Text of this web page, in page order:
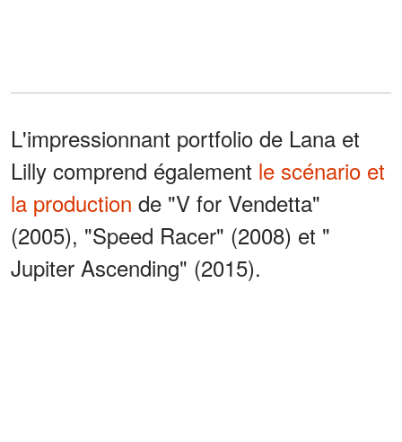
L'impressionnant portfolio de Lana et
Lilly comprend également le scénario et
la production de "V for Vendetta"
(2005), "Speed Racer" (2008) et "
Jupiter Ascending" (2015).